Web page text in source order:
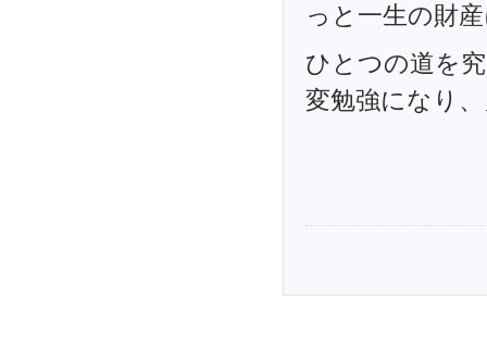
っと一生の財
ひとつの道を
変勉強になり